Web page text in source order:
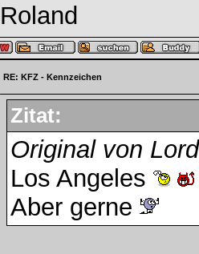
Roland
RE: KFZ - Kennzeichen
Zitat:
Original von
Los Angeles
Aber gerne